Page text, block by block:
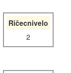
Riĉecnivelo
2